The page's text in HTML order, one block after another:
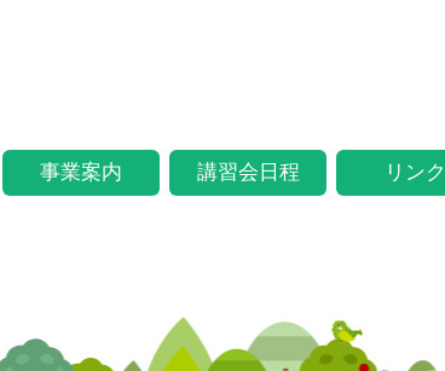
事業案内 講習会日程 リンク